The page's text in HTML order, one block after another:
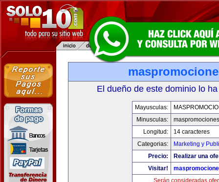
El dueño de este dominio lo
Mayusculas:
Minusculas:
Longitud:
14 caracteres
Categorias:
Marketing y
Precio:
Realizar una
Visitar!
Serán consideradas